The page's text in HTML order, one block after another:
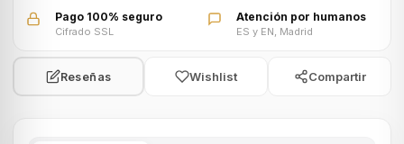
Pago 100% seguro
Cifrado SSL
Atención por humanos
ES y EN, Madrid
Reseñas Wishlist Compartir